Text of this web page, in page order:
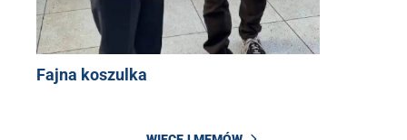
Fajna koszulka